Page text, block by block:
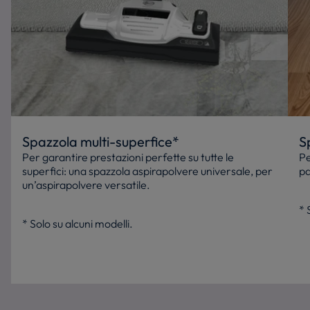
Spazzola multi-superfice*
Per garantire prestazioni perfette su tutte le
superfici: una spazzola aspirapolvere universale, per
un’aspirapolvere versatile.
* Solo su alcuni modelli.
*